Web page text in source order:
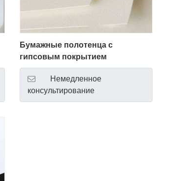
Бумажные полотенца с
гипсовым покрытием
Немедленное
консультирование